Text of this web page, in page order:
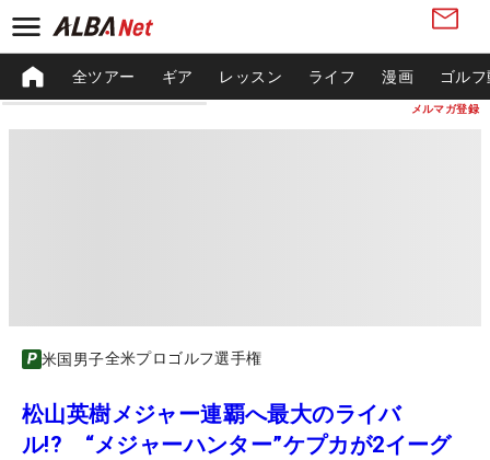
メルマガ登録
全ツアー ギア レッスン ライフ 漫画 ゴル
米国男子全米プロゴルフ選手権
松山英樹メジャー連覇へ最大のライバ
ル!? “メジャーハンター”ケプカが2イーグ